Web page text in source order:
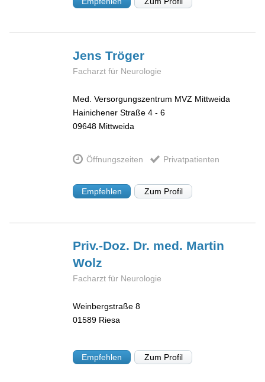
JensTröger
Facharzt für Neurologie
Med. Versorgungszentrum MVZ Mittweida
Hainichener Straße 4 - 6
09648 Mittweida
Öffnungszeiten Privatpatienten
Empfehlen Zum Profil
Priv.-Doz. Dr. med. Martin
Wolz
Facharzt für Neurologie
Weinbergstraße 8
01589 Riesa
Empfehlen Zum Profil